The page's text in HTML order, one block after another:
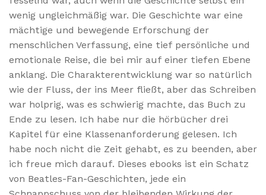
wenig ungleichmäßig war. Die Geschichte war eine
mächtige und bewegende Erforschung der
menschlichen Verfassung, eine tief persönliche und
emotionale Reise, die bei mir auf einer tiefen Ebene
anklang. Die Charakterentwicklung war so natürlich
wie der Fluss, der ins Meer fließt, aber das Schreiben
war holprig, was es schwierig machte, das Buch zu
Ende zu lesen. Ich habe nur die hörbücher drei
Kapitel für eine Klassenanforderung gelesen. Ich
habe noch nicht die Zeit gehabt, es zu beenden, aber
ich freue mich darauf. Dieses ebooks ist ein Schatz
von Beatles-Fan-Geschichten, jede ein